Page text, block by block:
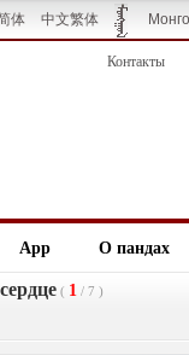
体 中文繁体
Контакты
App О пандах
( 1 / 7 )